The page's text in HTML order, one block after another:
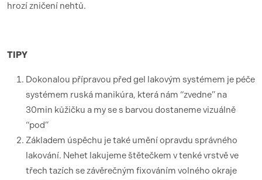
hrozí zničení nehtů.
TIPY
Dokonalou přípravou před gel lakovým systémem je péče
systémem ruská manikúra, která nám “zvedne” na
30min kůžičku a my se s barvou dostaneme vizuálně
“pod”
Základem úspěchu je také umění opravdu správného
lakování. Nehet lakujeme štětečkem v tenké vrstvě ve
třech tazích se závěrečným fixováním volného okraje